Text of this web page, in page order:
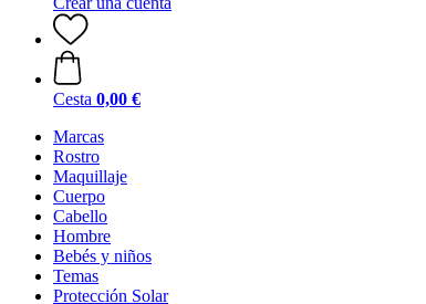
Cesta 0,00 €
Marcas
Rostro
Maquillaje
Cuerpo
Cabello
Hombre
Bebés y niños
Temas
Protección Solar